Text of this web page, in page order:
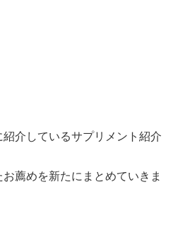
介しているサプリメント紹介
薦めを新たにまとめていきま